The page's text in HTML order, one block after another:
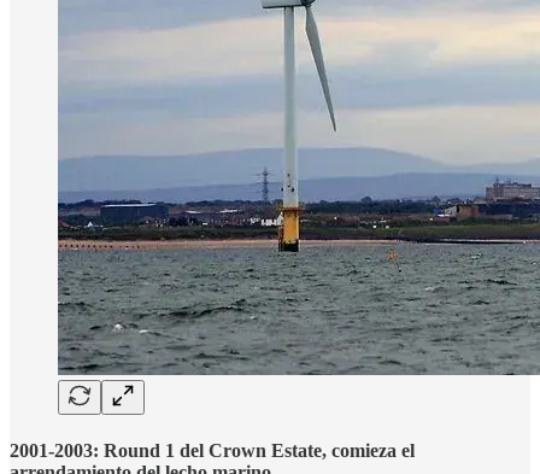
2001-2003: Round 1 del Crown Estate, comieza el